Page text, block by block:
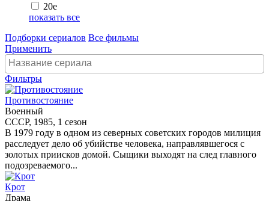
20e
показать все
Подборки сериалов Все фильмы
Применить
Фильтры
Противостояние
Военный
СССР, 1985, 1 сезон
В 1979 году в одном из северных советских городов милиция
расследует дело об убийстве человека, направлявшегося с
золотых приисков домой. Сыщики выходят на след главного
подозреваемого...
Крот
Драма